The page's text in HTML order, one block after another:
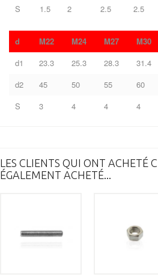
S
1.5 2 2.5 2.5
d M22 M24 M27 M30
d1
23.3 25.3 28.3 31.4
d2
45 50 55 60
S
3 4 4 4
LES CLIENTS QUI ONT ACHETÉ
ÉGALEMENT ACHETÉ...